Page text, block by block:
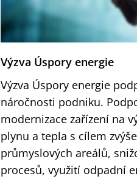
Výzva Úspory energie
Výzva Úspory energie
náročnosti podniku.
modernizace zařízení na
plynu a tepla s cílem
průmyslových areálů,
procesů, využití odpadní